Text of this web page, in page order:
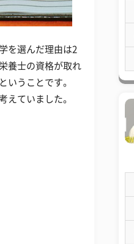
を選んだ理由は2
養士の資格が取れ
いうことです。
えていました。